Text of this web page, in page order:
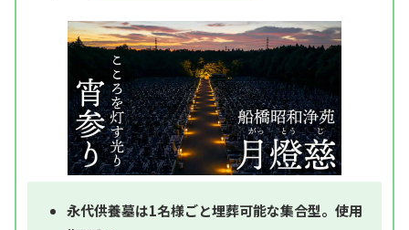
永代供養墓は1名様ごと埋葬可能な集合型。使用